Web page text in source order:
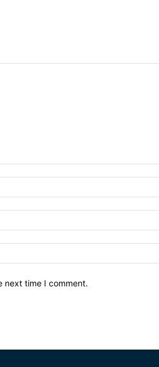
next time I comment.